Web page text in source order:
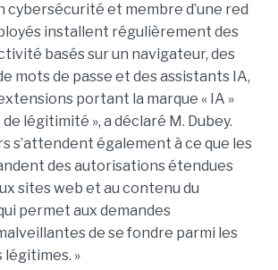
cybersécurité et membre d’une red
installent régulièrement des
basés sur un navigateur, des
mots de passe et des assistants IA,
portant la marque « IA »
légitimité », a déclaré M. Dubey.
s’attendent également à ce que les
des autorisations étendues
sites web et au contenu du
permet aux demandes
de se fondre parmi les
»